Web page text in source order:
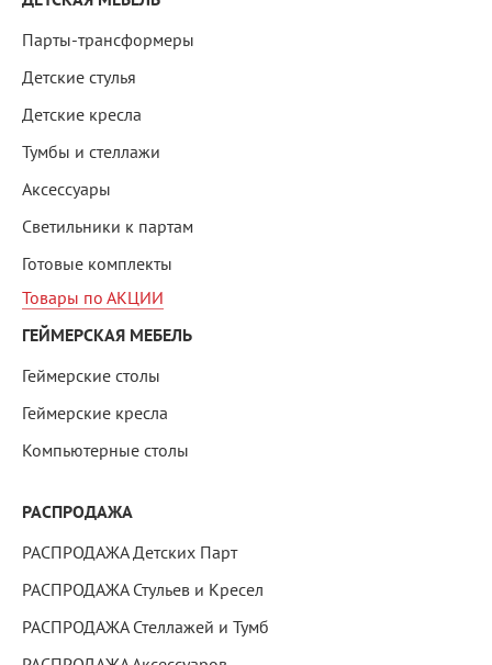
Парты-трансформеры
Детские стулья
Детские кресла
Тумбы и стеллажи
Аксессуары
Светильники к партам
Готовые комплекты
Товары по АКЦИИ
ГЕЙМЕРСКАЯ МЕБЕЛЬ
Геймерские столы
Геймерские кресла
Компьютерные столы
РАСПРОДАЖА
РАСПРОДАЖА Детских Парт
РАСПРОДАЖА Стульев и Кресел
РАСПРОДАЖА Стеллажей и Тумб